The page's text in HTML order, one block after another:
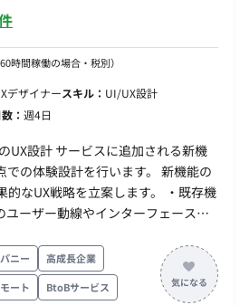
時間稼働の場合・税別）
デザイナースキル： UI/UX設計
： 週4日
での体験設計を行います。 新機能の
戦略を立案します。 ・既存機
ユーザー動線やインターフェースに
タビューやデータ分析を実施し、
ビスのUIデザイ
ニー
高成長企業
ート BtoBサービス